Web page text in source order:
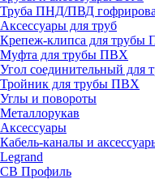
Труба ПНД/ПВД
Аксессуары для труб
Крепеж-клипса для трубы
Муфта для трубы ПВХ
Угол соединительный для
Тройник для трубы ПВХ
Углы и повороты
Металлорукав
Аксессуары
Кабель-каналы и
Legrand
СВ Профиль